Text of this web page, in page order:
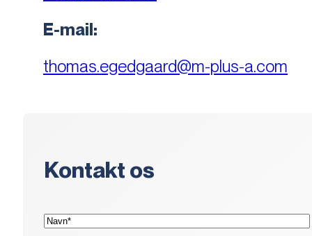
E-mail:
thomas.egedgaard@m-plus-a.com
Kontakt os
Navn*